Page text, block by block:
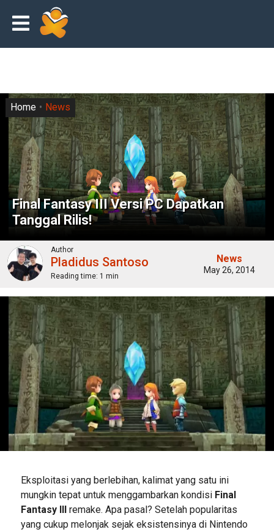
Final Fantasy III Versi PC Dapatkan
Tanggal Rilis!
Home News
Author
Pladidus Santoso
Reading time: 1 min
News
May 26, 2014
Eksploitasi yang berlebihan, kalimat yang satu ini
mungkin tepat untuk menggambarkan kondisi Final
Fantasy IIIremake. Apa pasal? Setelah popularitas
yang cukup melonjak sejak eksistensinya di Nintendo